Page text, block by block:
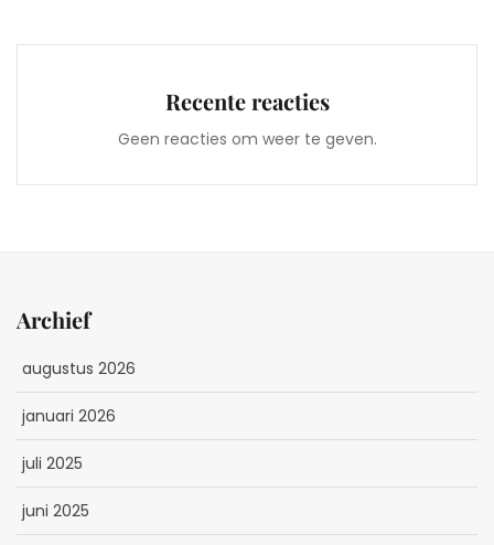
Recente reacties
Geen reacties om weer te geven.
Archief
augustus 2026
januari 2026
juli 2025
juni 2025